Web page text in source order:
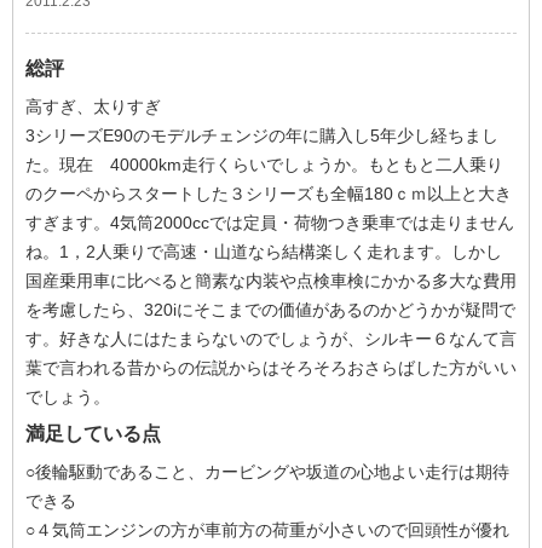
総評
高すぎ、太りすぎ
3シリーズE90のモデルチェンジの年に購入し5年少し経ちまし
た。現在 40000km走行くらいでしょうか。もともと二人乗り
のクーペからスタートした３シリーズも全幅180ｃｍ以上と大き
すぎます。4気筒2000ccでは定員・荷物つき乗車では走りません
ね。1，2人乗りで高速・山道なら結構楽しく走れます。しかし
国産乗用車に比べると簡素な内装や点検車検にかかる多大な費用
を考慮したら、320iにそこまでの価値があるのかどうかが疑問で
す。好きな人にはたまらないのでしょうが、シルキー６なんて言
葉で言われる昔からの伝説からはそろそろおさらばした方がいい
でしょう。
満足している点
○後輪駆動であること、カービングや坂道の心地よい走行は期待
できる
○４気筒エンジンの方が車前方の荷重が小さいので回頭性が優れ